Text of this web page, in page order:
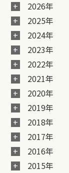
2026年
2025年
2024年
2023年
2022年
2021年
2020年
2019年
2018年
2017年
2016年
2015年